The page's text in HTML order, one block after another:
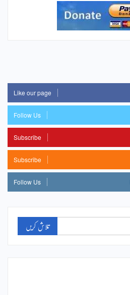
Like our page
Follow Us
Subscribe
Subscribe
Follow Us